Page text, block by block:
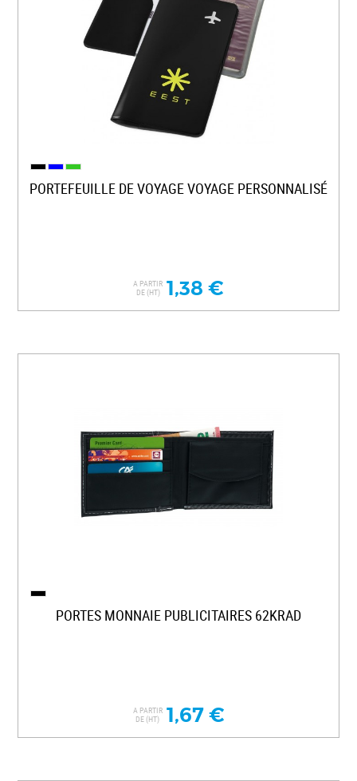
PORTEFEUILLE DE VOYAGE VOYAGE PERSONNALISÉ
A PARTIR
DE (HT) 1,38 €
PORTES MONNAIE PUBLICITAIRES 62KRAD
A PARTIR
DE (HT) 1,67 €